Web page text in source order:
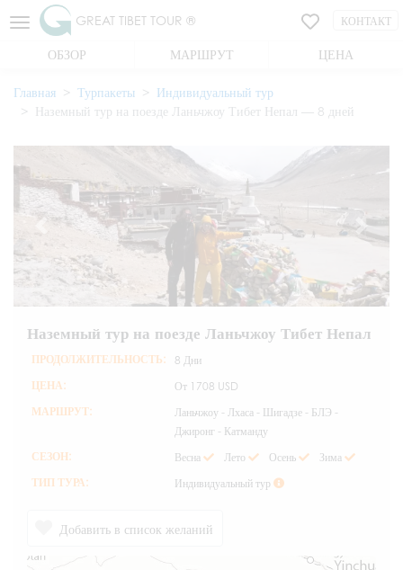
GREAT TIBET TOUR ® КОНТАКТ
ОБЗОР МАРШРУТ ЦЕНА
Главная Турпакеты
Индивидуальный тур
Наземный тур на поезде Ланьчжоу Тибет Непал — 8 дней
Наземный тур на поезде Ланьчжоу Тибет Непал
ПРОДОЛЖИТЕЛЬНОСТЬ:
8 Дни
ЦЕНА:
От 1708 USD
МАРШРУТ:
Ланьчжоу - Лхаса - Шигадзе - БЛЭ -
Джиронг - Катманду
СЕЗОН:
Весна Лето Осень
Зима
ТИП ТУРА:
Индивидуальный тур
Добавить в список желаний